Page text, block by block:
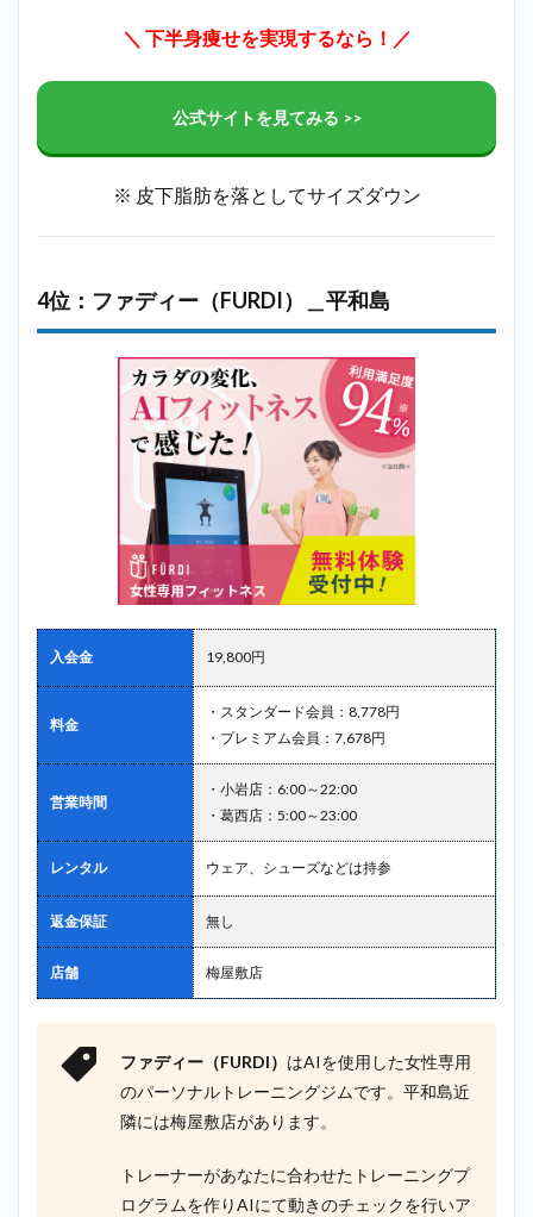
＼ 下半身痩せを実現するなら！／
公式サイトを見てみる >>
※ 皮下脂肪を落としてサイズダウン
4位：ファディー（FURDI）＿平和島
入会金 19,800円
料金
・スタンダード会員：8,778円
・プレミアム会員：7,678円
営業時間
・小岩店：6:00～22:00
・葛西店：5:00～23:00
レンタル ウェア、シューズなどは持参
返金保証 無し
店舗 梅屋敷店
ファディー（FURDI） はAIを使用した女性専用
のパーソナルトレーニングジムです。平和島近
隣には梅屋敷店があります。
トレーナーがあなたに合わせたトレーニングプ
ログラムを作りAIにて動きのチェックを行いア